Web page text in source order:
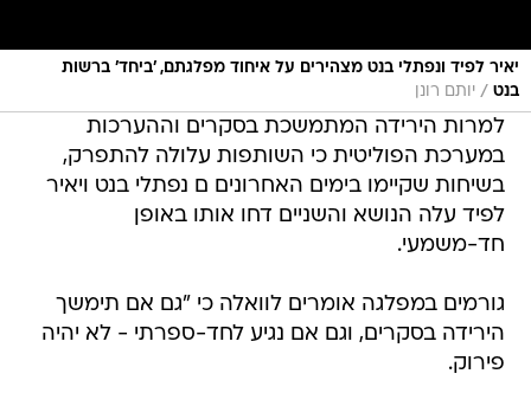
יאיר לפיד ונפתלי בנט מצהירים על איחוד מפלגתם, 'ביחד' ברשות
בנט / יותם רונן
למרות הירידה המתמשכת בסקרים וההערכות
במערכת הפוליטית כי השותפות עלולה להתפרק,
בשיחות שקיימו בימים האחרונים ם נפתלי בנט ויאיר
לפיד עלה הנושא והשניים דחו אותו באופן
חד-משמעי.
גורמים במפלגה אומרים לוואלה כי "גם אם תימשך
הירידה בסקרים, וגם אם נגיע לחד-ספרתי - לא יהיה
פירוק.